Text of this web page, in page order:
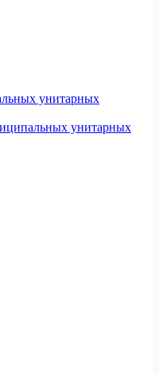
унитарных
унитарных